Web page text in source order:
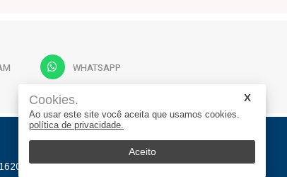
WHATSAPP
Cookies.
Ao usar este site você aceita que usamos cookies.
política de privacidade.
Aceito